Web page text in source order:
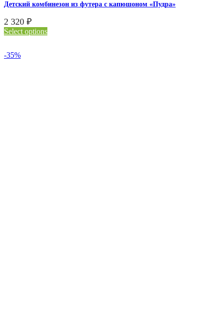
Детский комбинезон из футера с капюшоном «Пудра»
2 320 ₽
Select options
-35%